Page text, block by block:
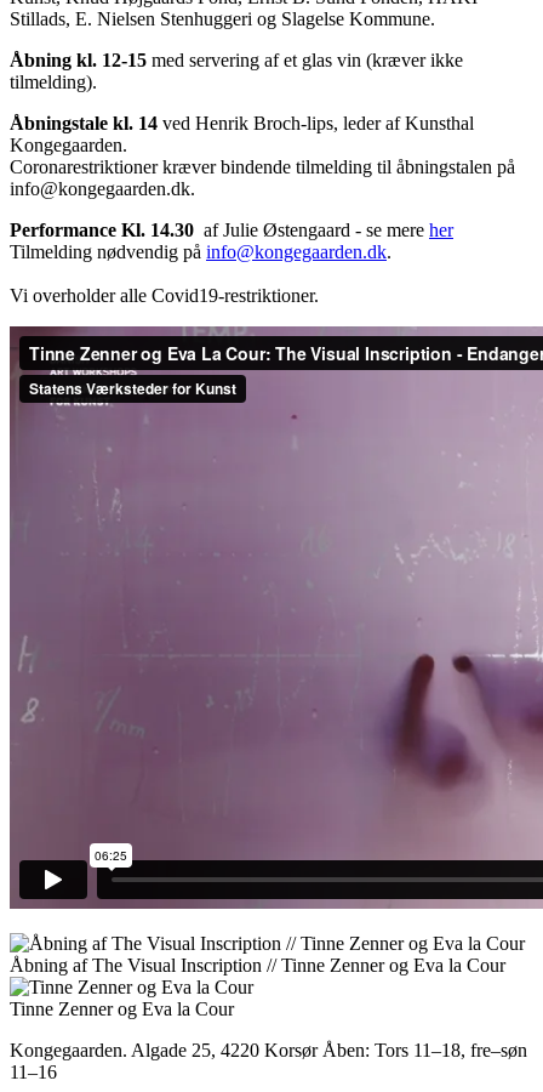
Stillads, E. Nielsen Stenhuggeri og Slagelse Kommune.
Åbning kl. 12-15 med servering af et glas vin (kræver ikke
tilmelding).
Åbningstale kl. 14 ved Henrik Broch-lips, leder af Kunsthal
Kongegaarden.
Coronarestriktioner kræver bindende tilmelding til åbningstalen på
info@kongegaarden.dk.
Performance Kl. 14.30 af Julie Østengaard - se mere her
Tilmelding nødvendig på info@kongegaarden.dk.
Vi overholder alle Covid19-restriktioner.
Åbning af The Visual Inscription // Tinne Zenner og Eva la Cour
Tinne Zenner og Eva la Cour
Kongegaarden. Algade 25, 4220 Korsør Åben: Tors 11–18, fre–søn
11–16